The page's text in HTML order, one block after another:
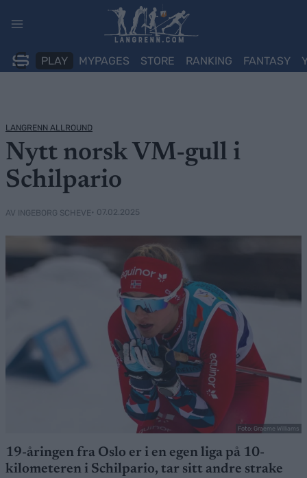
PLAY MYPAGES STORE RANKING FANTASY
LANGRENN ALLROUND
Nytt norsk VM-gull i
Schilpario
AV INGEBORG SCHEVE• 07.02.2025
Foto: Graeme Williams
19-åringen fra Oslo er i en egen liga på 10-
kilometeren i Schilpario, tar sitt andre strake